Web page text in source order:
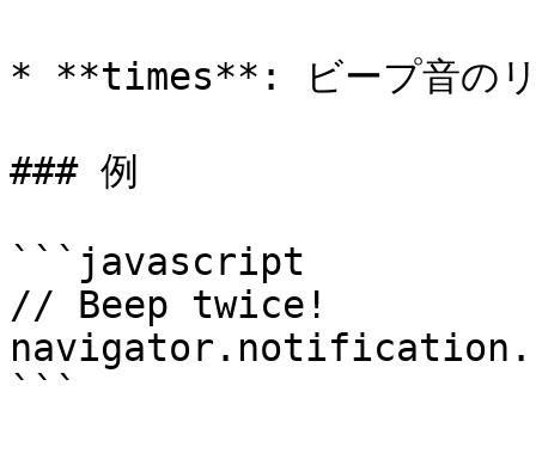
* **times**: ビープ音の
### 例
```javascript
// Beep twice!
```